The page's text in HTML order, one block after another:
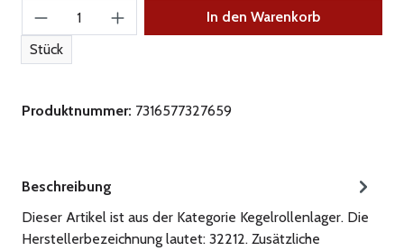
Produkt Anzahl: Gib den gewünschten Wert
Stück
In den Warenkorb
Produktnummer: 7316577327659
Beschreibung
Dieser Artikel ist aus der Kategorie Kegelrollenlager. Die
Herstellerbezeichnung lautet: 32212. Zusätzliche